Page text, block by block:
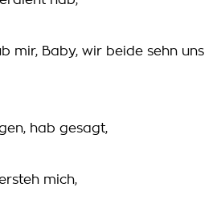
mir, Baby, wir beide sehn uns
hab gesagt,
mich,